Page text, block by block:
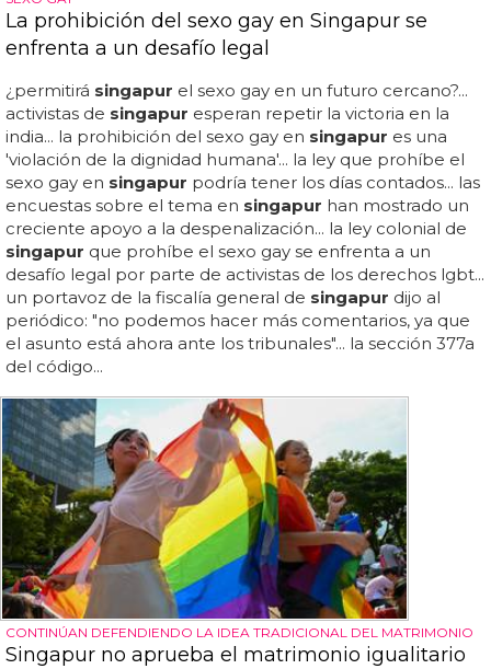
La prohibición del sexo gay en Singapur se
enfrenta a un desafío legal
¿permitirá singapur el sexo gay en un futuro cercano?...
activistas de singapur esperan repetir la victoria en la
india... la prohibición del sexo gay en singapur es una
'violación de la dignidad humana'... la ley que prohíbe el
sexo gay en singapur podría tener los días contados... las
encuestas sobre el tema en singapur han mostrado un
creciente apoyo a la despenalización... la ley colonial de
singapur que prohíbe el sexo gay se enfrenta a un
desafío legal por parte de activistas de los derechos lgbt...
un portavoz de la fiscalía general de singapur dijo al
periódico: "no podemos hacer más comentarios, ya que
el asunto está ahora ante los tribunales"... la sección 377a
del código...
CONTINÚAN DEFENDIENDO LA IDEA TRADICIONAL DEL MATRIMONIO
Singapur no aprueba el matrimonio igualitario